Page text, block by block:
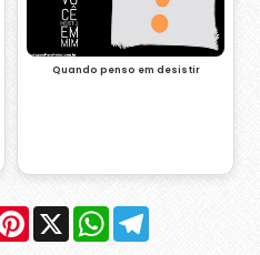
Quando penso em desistir
Pinterest
X WhatsApp